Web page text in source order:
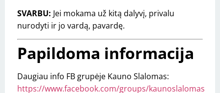
SVARBU: Jei mokama už kitą dalyvį, privalu
nurodyti ir jo vardą, pavardę.
Papildoma informacija
Daugiau info FB grupėje Kauno Slalomas:
https://www.facebook.com/groups/kaunoslalomas